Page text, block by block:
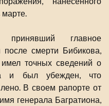
марте.
главное
смерти Бибикова,
точных сведений о
и был убежден, что
В своем рапорте от
генерала Багратиона,